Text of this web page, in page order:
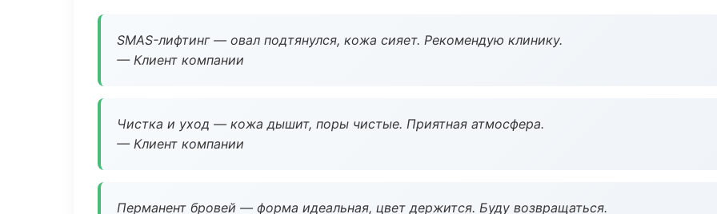
SMAS-лифтинг — овал подтянулся, кожа сияет. Рекомендую клинику.
— Клиент компании
Чистка и уход — кожа дышит, поры чистые. Приятная атмосфера.
— Клиент компании
Перманент бровей — форма идеальная, цвет держится. Буду возвращаться.